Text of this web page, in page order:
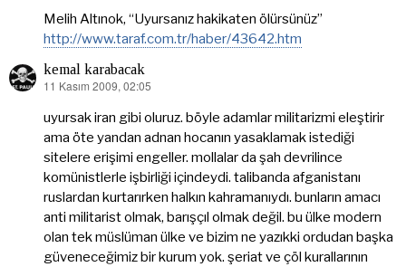
Melih Altınok, “Uyursanız hakikaten ölürsünüz”
http://www.taraf.com.tr/haber/43642.htm
kemal karabacak
dedi
11 Kasım 2009, 02:05
uyursak iran gibi oluruz. böyle adamlar militarizmi eleştirir
ama öte yandan adnan hocanın yasaklamak istediği
sitelere erişimi engeller. mollalar da şah devrilince
komünistlerle işbirliği içindeydi. talibanda afganistanı
ruslardan kurtarırken halkın kahramanıydı. bunların amacı
anti militarist olmak, barışçıl olmak değil. bu ülke modern
olan tek müslüman ülke ve bizim ne yazıkki ordudan başka
güveneceğimiz bir kurum yok. şeriat ve çöl kurallarının